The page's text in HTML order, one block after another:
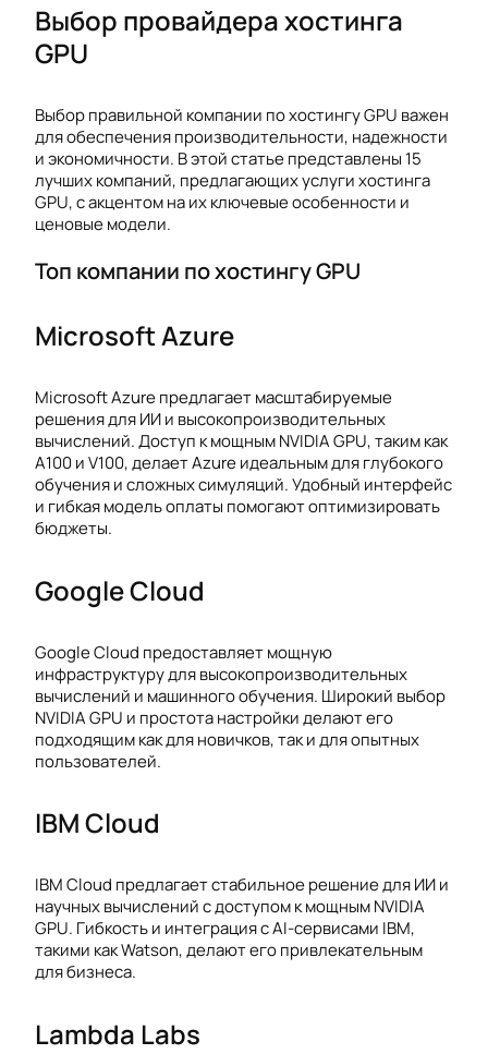
Выбор провайдера хостинга
GPU
Выбор правильной компании по хостингу GPU важен
для обеспечения производительности, надежности
и экономичности. В этой статье представлены 15
лучших компаний, предлагающих услуги хостинга
GPU, с акцентом на их ключевые особенности и
ценовые модели.
Топ компании по хостингу GPU
Microsoft Azure
Microsoft Azure предлагает масштабируемые
решения для ИИ и высокопроизводительных
вычислений. Доступ к мощным NVIDIA GPU, таким как
A100 и V100, делает Azure идеальным для глубокого
обучения и сложных симуляций. Удобный интерфейс
и гибкая модель оплаты помогают оптимизировать
бюджеты.
Google Cloud
Google Cloud предоставляет мощную
инфраструктуру для высокопроизводительных
вычислений и машинного обучения. Широкий выбор
NVIDIA GPU и простота настройки делают его
подходящим как для новичков, так и для опытных
пользователей.
IBM Cloud
IBM Cloud предлагает стабильное решение для ИИ и
научных вычислений с доступом к мощным NVIDIA
GPU. Гибкость и интеграция с AI-сервисами IBM,
такими как Watson, делают его привлекательным
для бизнеса.
Lambda Labs